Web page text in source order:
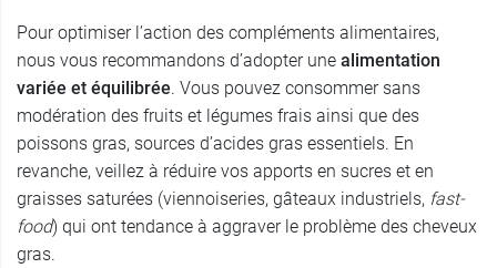
Pour optimiser l’action des compléments alimentaires,
nous vous recommandons d’adopter une alimentation
variée et équilibrée. Vous pouvez consommer sans
modération des fruits et légumes frais ainsi que des
poissons gras, sources d’acides gras essentiels. En
revanche, veillez à réduire vos apports en sucres et en
graisses saturées (viennoiseries, gâteaux industriels, fast-
food) qui ont tendance à aggraver le problème des cheveux
gras.